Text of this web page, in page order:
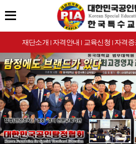
재단소개 | 자격안내 | 교육신청 | 자격증